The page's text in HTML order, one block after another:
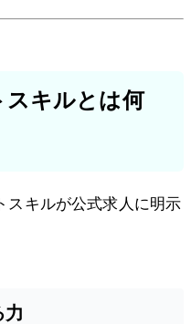
スキルとは何
スキルが公式求人に明示
力